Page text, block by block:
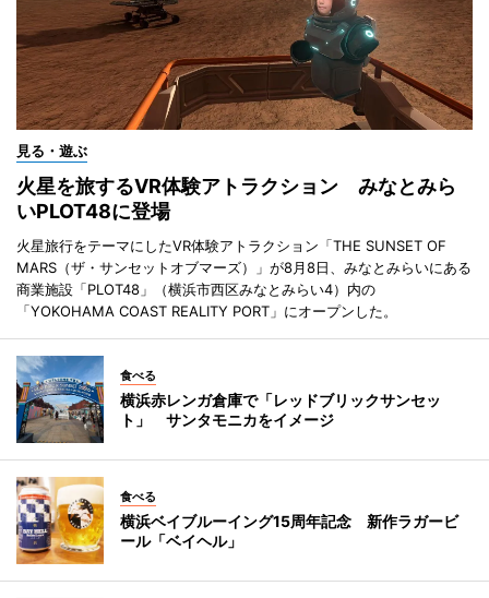
見る・遊ぶ
火星を旅するVR体験アトラクション みなとみら
いPLOT48に登場
火星旅行をテーマにしたVR体験アトラクション「THE SUNSET OF
MARS（ザ・サンセットオブマーズ）」が8月8日、みなとみらいにある
商業施設「PLOT48」（横浜市西区みなとみらい4）内の
「YOKOHAMA COAST REALITY PORT」にオープンした。
食べる
横浜赤レンガ倉庫で「レッドブリックサンセッ
ト」 サンタモニカをイメージ
食べる
横浜ベイブルーイング15周年記念 新作ラガービ
ール「ベイヘル」